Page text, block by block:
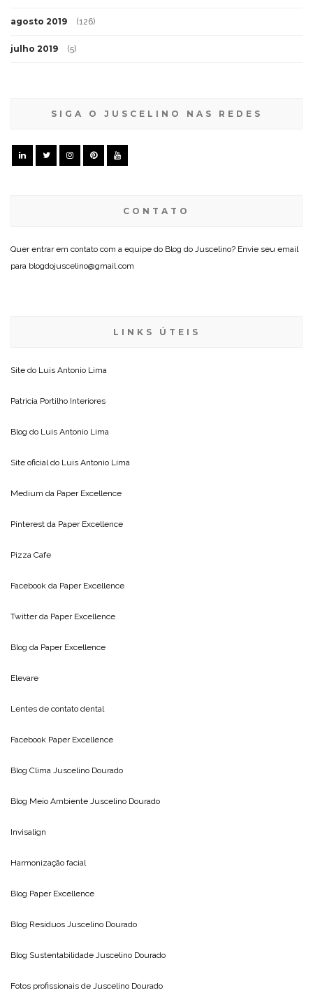
agosto 2019 (126)
julho 2019 (5)
SIGA O JUSCELINO NAS REDES
CONTATO
Quer entrar em contato com a equipe do Blog do Juscelino? Envie seu email
para blogdojuscelino@gmail.com
LINKS ÚTEIS
Site do Luis Antonio Lima
Patricia Portilho Interiores
Blog do Luis Antonio Lima
Site oficial do Luis Antonio Lima
Medium da Paper Excellence
Pinterest da Paper Excellence
Pizza Cafe
Facebook da Paper Excellence
Twitter da Paper Excellence
Blog da Paper Excellence
Elevare
Lentes de contato dental
Facebook Paper Excellence
Blog Clima Juscelino Dourado
Blog Meio Ambiente Juscelino Dourado
Invisalign
Harmonização facial
Blog Paper Excellence
Blog Resíduos Juscelino Dourado
Blog Sustentabilidade Juscelino Dourado
Fotos profissionais de Juscelino Dourado